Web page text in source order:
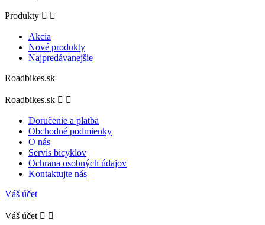
Produkty  
Akcia
Nové produkty
Najpredávanejšie
Roadbikes.sk
Roadbikes.sk  
Doručenie a platba
Obchodné podmienky
O nás
Servis bicyklov
Ochrana osobných údajov
Kontaktujte nás
Váš účet
Váš účet  